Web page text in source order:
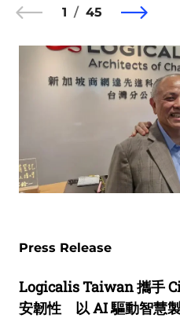
1 45
Press Release
Logicalis Taiwan 攜手
安韌性 以 AI 驅動智慧